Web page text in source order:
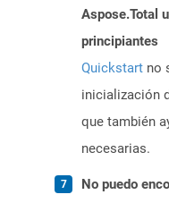
Aspose.Total
principiantes
Quickstart no
inicialización
que también
necesarias.
No puedo